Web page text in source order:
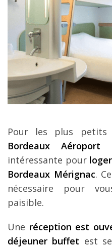
Pour les plus petits
Bordeaux Aéroport
intéressante pourloger
Bordeaux Mérignac.
nécessaire pour
paisible.
Une réception est
déjeuner buffet est